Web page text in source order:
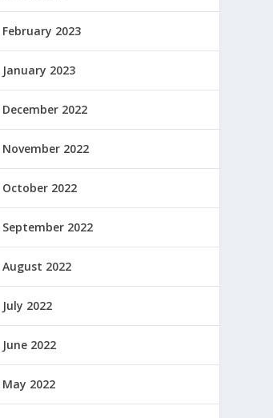
February 2023
January 2023
December 2022
November 2022
October 2022
September 2022
August 2022
July 2022
June 2022
May 2022